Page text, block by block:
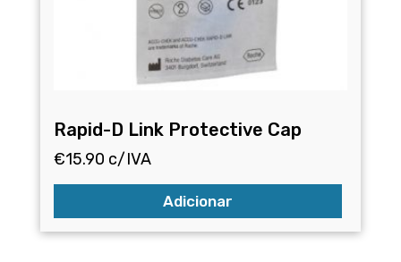
Rapid-D Link Protective Cap
€15.90 c/IVA
Adicionar